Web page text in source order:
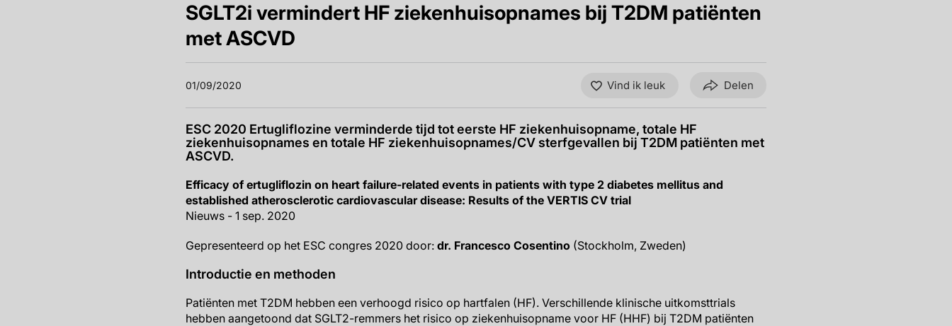
SGLT2i vermindert HF ziekenhuisopnames bij T2DM patiënten
met ASCVD
01/09/2020 Vind ik leuk Delen
ESC 2020 Ertugliflozine verminderde tijd tot eerste HF ziekenhuisopname, totale HF
ziekenhuisopnames en totale HF ziekenhuisopnames/CV sterfgevallen bij T2DM patiënten met
ASCVD.
Efficacy of ertugliflozin on heart failure-related events in patients with type 2 diabetes mellitus and
established atherosclerotic cardiovascular disease: Results of the VERTIS CV trial
Nieuws - 1 sep. 2020
Gepresenteerd op het ESC congres 2020 door: dr. Francesco Cosentino (Stockholm, Zweden)
Introductie en methoden
Patiënten met T2DM hebben een verhoogd risico op hartfalen (HF). Verschillende klinische uitkomsttrials
hebben aangetoond dat SGLT2-remmers het risico op ziekenhuisopname voor HF (HHF) bij T2DM patiënten